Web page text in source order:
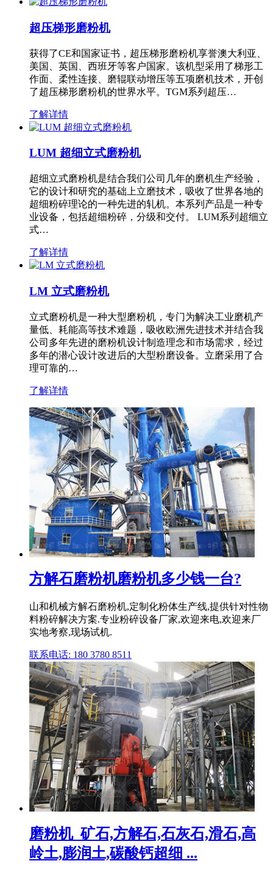
超压梯形磨粉机
获得了CE和国家证书，超压梯形磨粉机享誉澳大利亚、
美国、英国、西班牙等客户国家。该机型采用了梯形工
作面、柔性连接、磨辊联动增压等五项磨机技术，开创
了超压梯形磨粉机的世界水平。TGM系列超压…
了解详情
LUM 超细立式磨粉机
超细立式磨粉机是结合我们公司几年的磨机生产经验，
它的设计和研究的基础上立磨技术，吸收了世界各地的
超细粉碎理论的一种先进的轧机。本系列产品是一种专
业设备，包括超细粉碎，分级和交付。 LUM系列超细立
式…
了解详情
LM 立式磨粉机
立式磨粉机是一种大型磨粉机，专门为解决工业磨机产
量低、耗能高等技术难题，吸收欧洲先进技术并结合我
公司多年先进的磨粉机设计制造理念和市场需求，经过
多年的潜心设计改进后的大型粉磨设备。立磨采用了合
理可靠的…
了解详情
方解石磨粉机磨粉机多少钱一台?
山和机械方解石磨粉机,定制化粉体生产线,提供针对性物
料粉碎解决方案.专业粉碎设备厂家,欢迎来电,欢迎来厂
实地考察,现场试机.
联系电话: 180 3780 8511
磨粉机_矿石,方解石,石灰石,滑石,高
岭土,膨润土,碳酸钙超细 ...